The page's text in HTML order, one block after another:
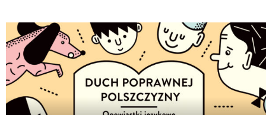
Odtwarzacz
plików
dźwiękowych